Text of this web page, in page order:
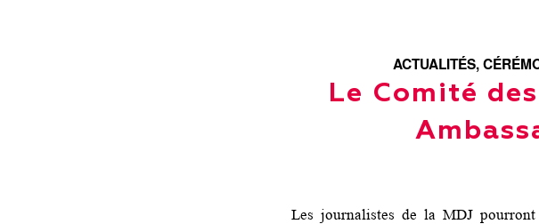
ACTUALITÉS,
Le Comité
Les journalistes de la MDJ